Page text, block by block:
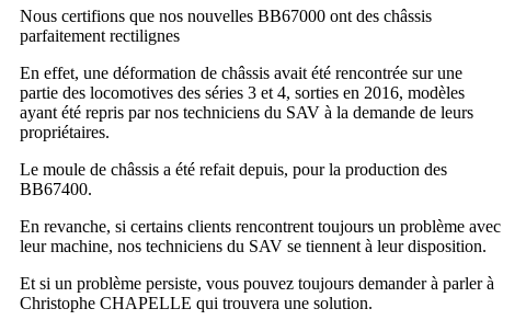
Nous certifions que nos nouvelles BB67000 ont des châssis
parfaitement rectilignes
En effet, une déformation de châssis avait été rencontrée sur une
partie des locomotives des séries 3 et 4, sorties en 2016, modèles
ayant été repris par nos techniciens du SAV à la demande de leurs
propriétaires.
Le moule de châssis a été refait depuis, pour la production des
BB67400.
En revanche, si certains clients rencontrent toujours un problème avec
leur machine, nos techniciens du SAV se tiennent à leur disposition.
Et si un problème persiste, vous pouvez toujours demander à parler à
Christophe CHAPELLE qui trouvera une solution.